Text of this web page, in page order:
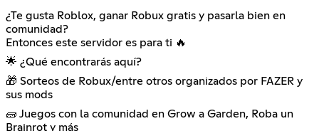
¿Te gusta Roblox, ganar Robux gratis y pasarla bien en
comunidad?
Entonces este servidor es para ti 🔥
🌟 ¿Qué encontrarás aquí?
🎁 Sorteos de Robux/entre otros organizados por FAZER y
sus mods
🧱 Juegos con la comunidad en Grow a Garden, Roba un
Brainrot y más